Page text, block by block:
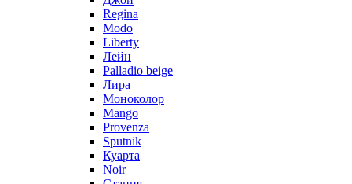
Regina
Modo
Liberty
Лейн
Palladio beige
Лира
Моноколор
Mango
Provenza
Sputnik
Куарта
Noir